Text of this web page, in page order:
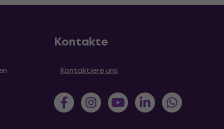
Kontakte
Kontaktiere uns